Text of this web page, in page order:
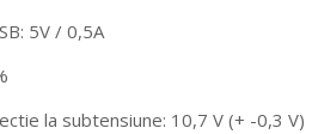
5V / 0,5A
la subtensiune: 10,7 V (+ -0,3 V)